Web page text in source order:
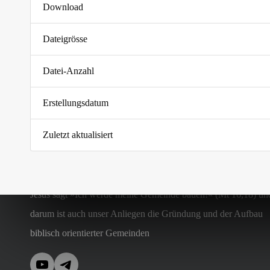
Download
Dateigrösse
Datei-Anzahl
Erstellungsdatum
Zuletzt aktualisiert
Jesus sagt »Ich werde meine Gemeinde bauen!« (Mt 16,18)
darum ist auch unser Anliegen die Gründung und der Aufbau
biblisch orientierter Gemeinden
YouTubeTelegram